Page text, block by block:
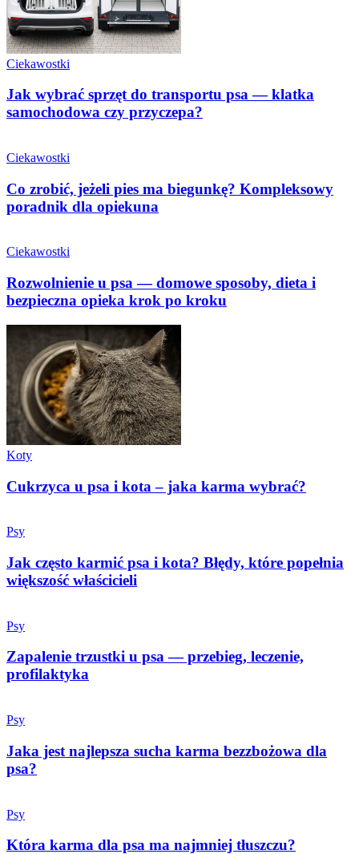
Ciekawostki
Jak wybrać sprzęt do transportu psa — klatka
samochodowa czy przyczepa?
Ciekawostki
Co zrobić, jeżeli pies ma biegunkę? Kompleksowy
poradnik dla opiekuna
Ciekawostki
Rozwolnienie u psa — domowe sposoby, dieta i
bezpieczna opieka krok po kroku
Koty
Cukrzyca u psa i kota – jaka karma wybrać?
Psy
Jak często karmić psa i kota? Błędy, które popełnia
większość właścicieli
Psy
Zapalenie trzustki u psa — przebieg, leczenie,
profilaktyka
Psy
Jaka jest najlepsza sucha karma bezzbożowa dla
psa?
Psy
Która karma dla psa ma najmniej tłuszczu?